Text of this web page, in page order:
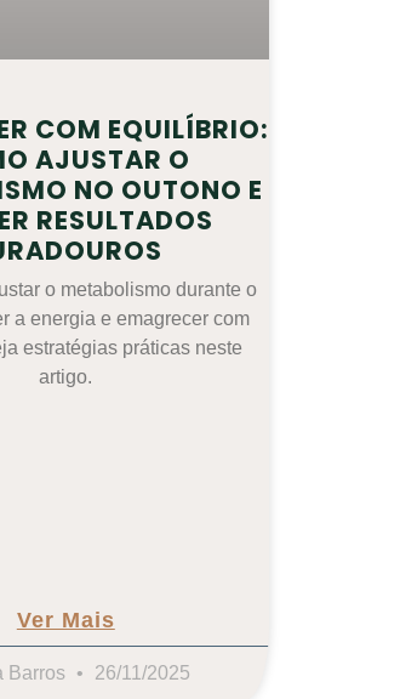
COM EQUILÍBRIO:
AJUSTAR O
NO OUTONO E
RESULTADOS
o metabolismo durante o
a energia e emagrecer com
estratégias práticas neste
artigo.
Ver Mais
Barros 26/11/2025